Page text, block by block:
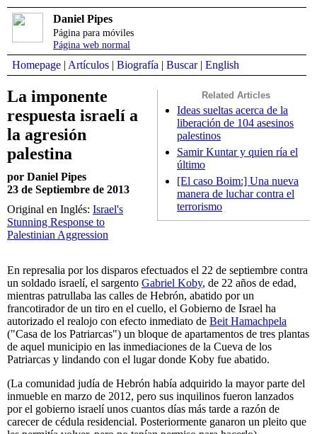
Daniel Pipes
Página para móviles
Página web normal
Homepage | Artículos | Biografía | Buscar| English
Related Articles
Ideas sueltas acerca de la
liberación de 104 asesinos
palestinos
Samir Kuntar y quien ría el
último
[El caso Boim:] Una nueva
manera de luchar contra el
terrorismo
La imponente
respuesta israelí a
la agresión
palestina
por Daniel Pipes
23 de Septiembre de 2013
Original en Inglés: Israel's
Stunning Response to
Palestinian Aggression
En represalia por los disparos efectuados el 22 de septiembre contra
un soldado israelí, el sargento Gabriel Koby, de 22 años de edad,
mientras patrullaba las calles de Hebrón, abatido por un
francotirador de un tiro en el cuello, el Gobierno de Israel ha
autorizado el realojo con efecto inmediato de Beit Hamachpela
("Casa de los Patriarcas") un bloque de apartamentos de tres plantas
de aquel municipio en las inmediaciones de la Cueva de los
Patriarcas y lindando con el lugar donde Koby fue abatido.
(La comunidad judía de Hebrón había adquirido la mayor parte del
inmueble en marzo de 2012, pero sus inquilinos fueron lanzados
por el gobierno israelí unos cuantos días más tarde a razón de
carecer de cédula residencial. Posteriormente ganaron un pleito que